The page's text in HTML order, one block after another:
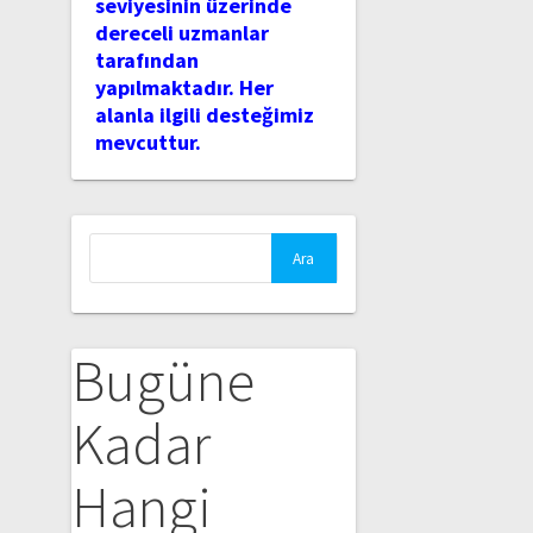
dereceli uzmanlar
tarafından
yapılmaktadır. Her
alanla ilgili desteğimiz
mevcuttur.
Bugüne
Kadar
Hangi